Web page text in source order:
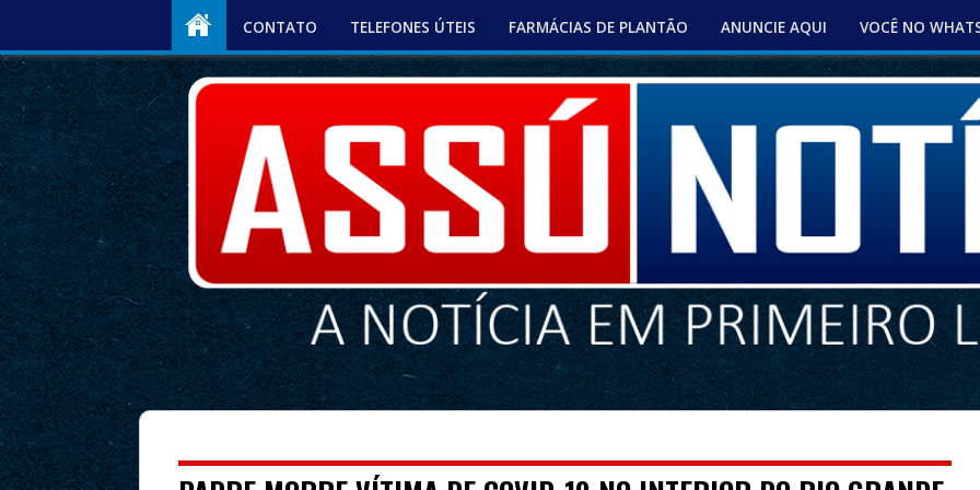
CONTATO TELEFONES ÚTEIS FARMÁCIAS DE PLANTÃO ANUNCIE AQUI VOCÊ NO